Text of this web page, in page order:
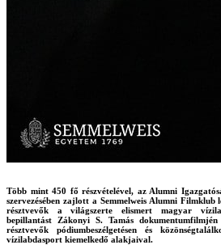
Több mint 450 fő részvételével, az Alumni
szervezésében zajlott a Semmelweis Alumni Filmklub
résztvevők a világszerte elismert magyar
bepillantást Zákonyi S. Tamás
résztvevők pódiumbeszélgetésen és
vízilabdasport kiemelkedő alakjaival.